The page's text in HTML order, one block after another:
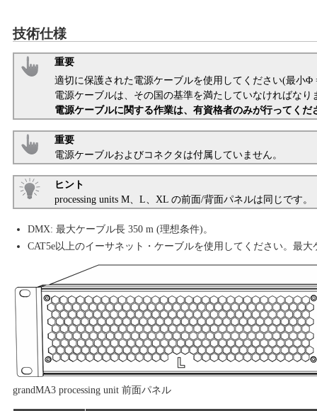
技術仕様
重要
適切に保護された電源ケーブルを使用してください(最小Φ
電源ケーブルは、その国の基準を満たしていなければなり
電源ケーブルに関する作業は、有資格者のみが行ってくだ
重要
電源ケーブルおよびコネクタは付属していません。
ヒント
processing units M、L、XL の前面/背面パネルは同じです。
DMX: 最大ケーブル長 350 m (理想条件)。
CAT5e以上のイーサネット・ケーブルを使用してください。最大
grandMA3 processing unit 前面パネル